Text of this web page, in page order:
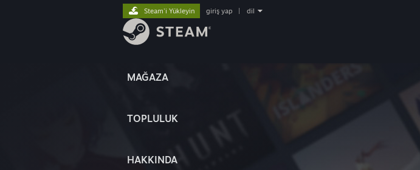
MAĞAZA
TOPLULUK
HAKKINDA
Steam'i Yükleyin giriş yap dil